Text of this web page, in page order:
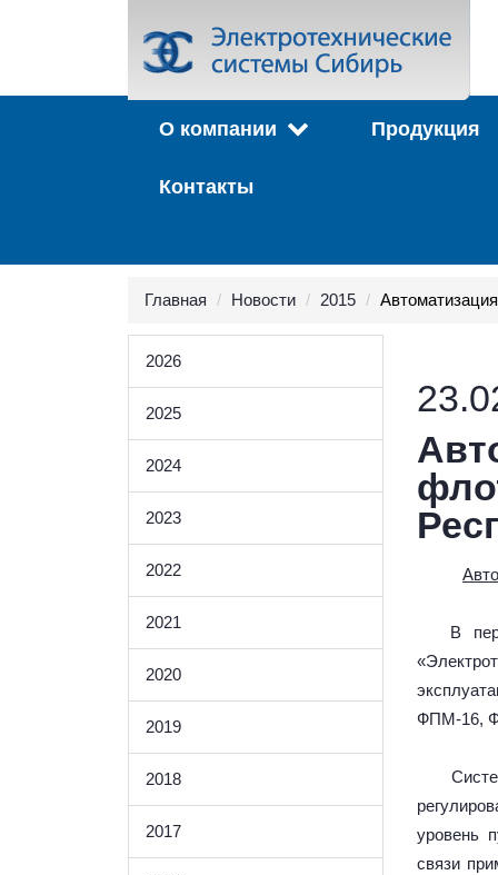
О компании Продукция
Контакты
Главная Новости 2015
2026
2025
2024
2023
2022
2021
2020
2019
2018
2017
В
ФПМ-16,
уровень
связи